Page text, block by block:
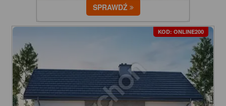
SPRAWDŹ
KOD: ONLINE200